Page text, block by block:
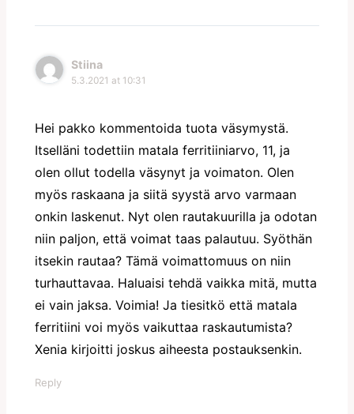
Stiina
5.3.2021 at 10:31
Hei pakko kommentoida tuota väsymystä.
Itselläni todettiin matala ferritiiniarvo, 11, ja
olen ollut todella väsynyt ja voimaton. Olen
myös raskaana ja siitä syystä arvo varmaan
onkin laskenut. Nyt olen rautakuurilla ja odotan
niin paljon, että voimat taas palautuu. Syöthän
itsekin rautaa? Tämä voimattomuus on niin
turhauttavaa. Haluaisi tehdä vaikka mitä, mutta
ei vain jaksa. Voimia! Ja tiesitkö että matala
ferritiini voi myös vaikuttaa raskautumista?
Xenia kirjoitti joskus aiheesta postauksenkin.
Reply